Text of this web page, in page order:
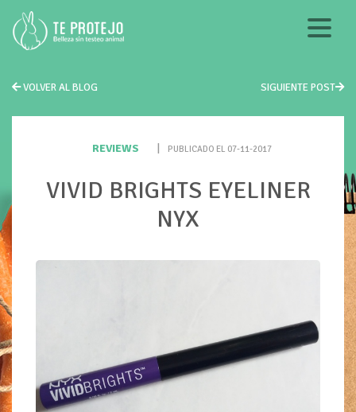
VOLVER AL BLOG SIGUIENTE POST
REVIEWS PUBLICADO EL 07-11-2017
VIVID BRIGHTS EYELINER
NYX